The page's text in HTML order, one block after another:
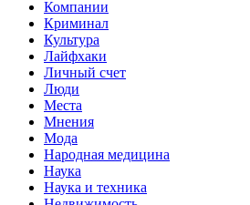
Компании
Криминал
Культура
Лайфхаки
Личный счет
Люди
Места
Мнения
Мода
Народная медицина
Наука
Наука и техника